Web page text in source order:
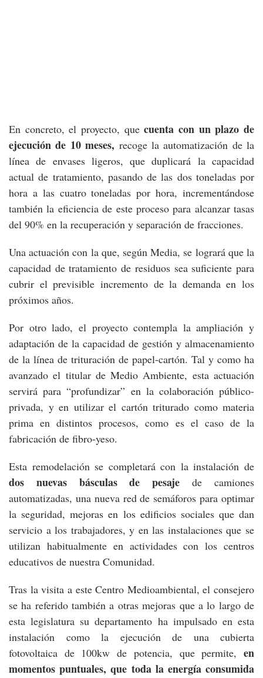
En concreto, el proyecto, quecuenta con un plazo de
ejecución de 10 meses, recoge la automatización de la
línea de envases ligeros, que duplicará la capacidad
actual de tratamiento, pasando de las dos toneladas por
hora a las cuatro toneladas por hora, incrementándose
también la eficiencia de este proceso para alcanzar tasas
del 90% en la recuperación y separación de fracciones.
Una actuación con la que, según Media, se logrará que la
capacidad de tratamiento de residuos sea suficiente para
cubrir el previsible incremento de la demanda en los
próximos años.
Por otro lado, el proyecto contempla la ampliación y
adaptación de la capacidad de gestión y almacenamiento
de la línea de trituración de papel-cartón. Tal y como ha
avanzado el titular de Medio Ambiente, esta actuación
servirá para “profundizar” en la colaboración público-
privada, y en utilizar el cartón triturado como materia
prima en distintos procesos, como es el caso de la
fabricación de fibro-yeso.
Esta remodelación se completará con la instalación de
dos nuevas básculas de pesaje de camiones
automatizadas, una nueva red de semáforos para optimar
la seguridad, mejoras en los edificios sociales que dan
servicio a los trabajadores, y en las instalaciones que se
utilizan habitualmente en actividades con los centros
educativos de nuestra Comunidad.
Tras la visita a este Centro Medioambiental, el consejero
se ha referido también a otras mejoras que a lo largo de
esta legislatura su departamento ha impulsado en esta
instalación como la ejecución de una cubierta
fotovoltaica de 100kw de potencia, que permite, en
momentos puntuales, que toda la energía consumida